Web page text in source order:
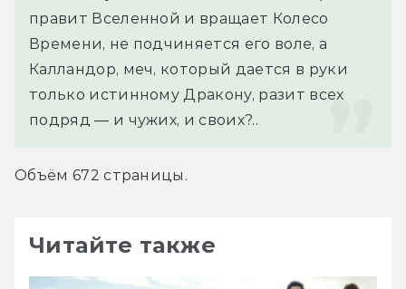
правит Вселенной и вращает Колесо
Времени, не подчиняется его воле, а
Калландор, меч, который дается в руки
только истинному Дракону, разит всех
подряд — и чужих, и своих?..
Объём 672 страницы.
Читайте также